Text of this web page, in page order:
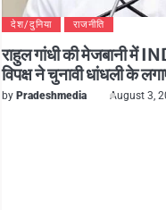
देश/दुनिया राजनीति
राहुल गांधी की मेजबानी में
विपक्ष ने चुनावी धांधली के
by Pradeshmedia August 3,